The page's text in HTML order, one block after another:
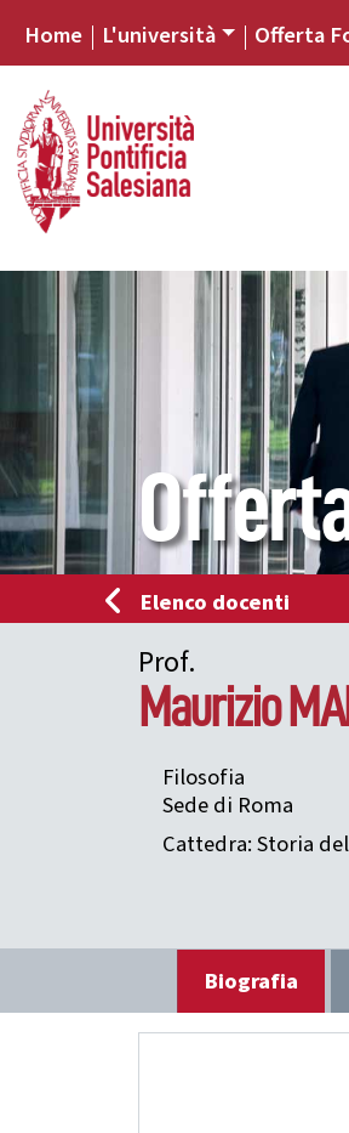
Home L'università Offerta
Elenco docenti
Prof.
Maurizio
Filosofia
Sede di Roma
Cattedra: Storia
Biografia